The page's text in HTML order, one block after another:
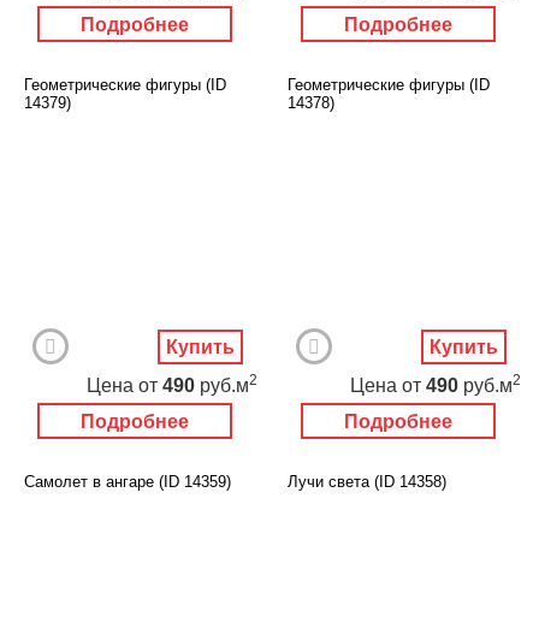
Подробнее Подробнее
Геометрические фигуры (ID
14379)
Подробнее
Цена от 490 руб.м2
Купить
Геометрические фигуры (ID
14378)
Подробнее
Цена от 490 руб.м2
Купить
Самолет в ангаре (ID 14359) Лучи света (ID 14358)